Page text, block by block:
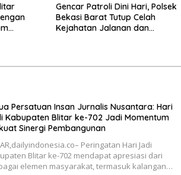
Gencar Patroli Dini Hari, Polsek
Bekasi Barat Tutup Celah
Kejahatan Jalanan dan
Persatuan Insan Jurnalis Nusantara: Hari
Kabupaten Blitar ke-702 Jadi Momentum
Sinergi Pembangunan
Peringatan Hari Jadi
Blitar ke-702 mendapat apresiasi dari
elemen masyarakat, termasuk kalangan…